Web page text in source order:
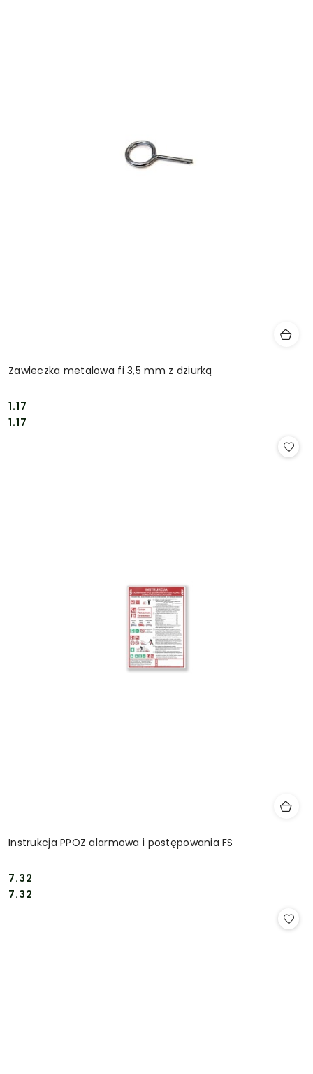
Zawleczka metalowa fi 3,5 mm z dziurką
Cena:
1.17
Cena:
1.17
Instrukcja PPOZ alarmowa i postępowania FS
Cena:
7.32
Cena:
7.32